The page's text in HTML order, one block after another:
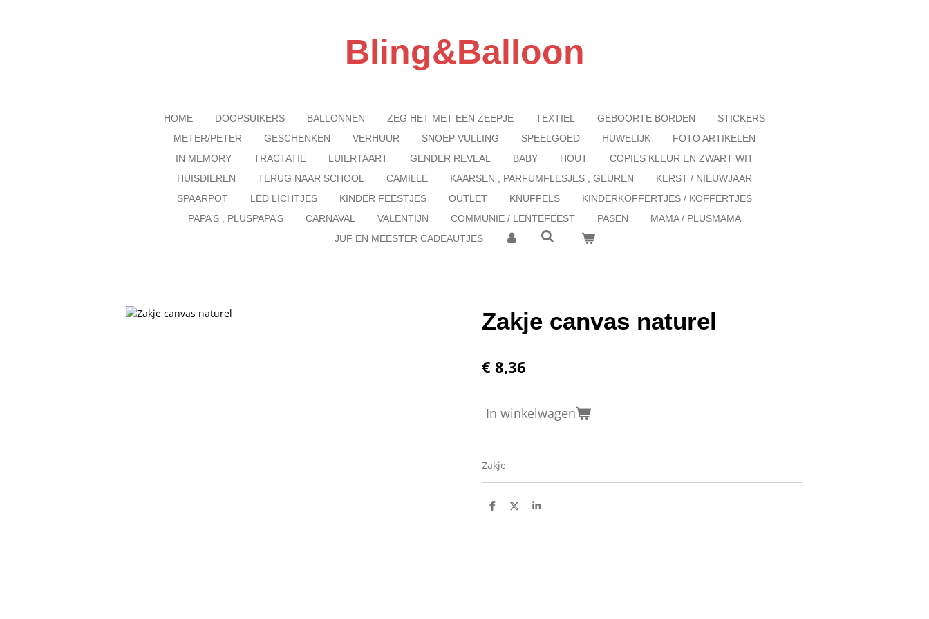
Bling&Balloon
HOME DOOPSUIKERS BALLONNEN ZEG HET MET EEN ZEEPJE TEXTIEL GEBOORTE BORDEN
STICKERS
METER/PETER
GESCHENKEN VERHUUR SNOEP VULLING SPEELGOED HUWELIJK
FOTO ARTIKELEN
IN MEMORY
TRACTATIE LUIERTAART GENDER REVEAL BABY HOUT
COPIES KLEUR EN ZWART WIT
HUISDIEREN
TERUG NAAR SCHOOL CAMILLE KAARSEN , PARFUMFLESJES , GEUREN
KERST / NIEUWJAAR
SPAARPOT
LED LICHTJES KINDER FEESTJES OUTLET KNUFFELS
KINDERKOFFERTJES / KOFFERTJES
PAPA’S , PLUSPAPA’S
CARNAVAL VALENTIJN COMMUNIE / LENTEFEEST PASEN
MAMA / PLUSMAMA
JUF EN MEESTER CADEAUTJES
Zakje canvas naturel
€ 8,36
In winkelwagen
Zakje
D
D
S